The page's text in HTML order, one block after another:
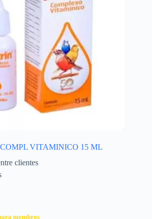
VITAMINICO 15 ML
clientes
membros